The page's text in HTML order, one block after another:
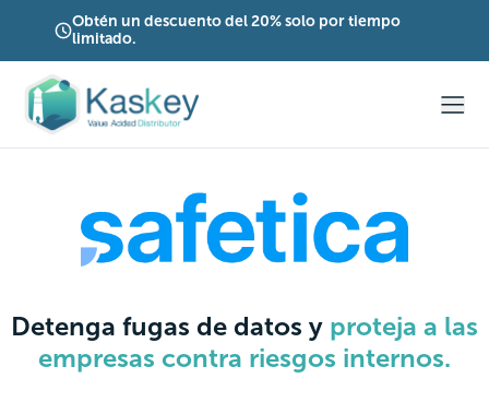
Obtén un descuento del 20% solo por tiempo
limitado.
Detenga fugas de datos y proteja a las
empresas contra riesgos internos.